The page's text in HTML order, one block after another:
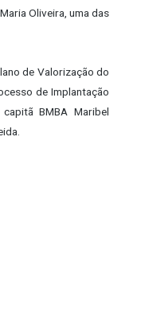
Oliveira, uma das
de Valorização do
de Implantação
BMBA Maribel